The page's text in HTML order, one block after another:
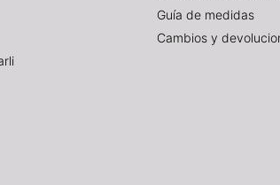
Guía de medidas
Cambios y